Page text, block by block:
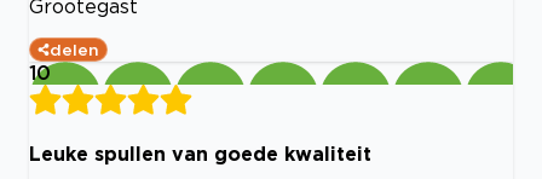
Grootegast
delen
10
Leuke spullen van goede kwaliteit